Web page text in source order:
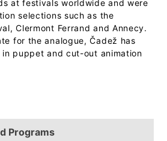
at festivals worldwide and were
selections such as the
Clermont Ferrand and Annecy.
for the analogue, Čadež has
puppet and cut-out animation
Programs